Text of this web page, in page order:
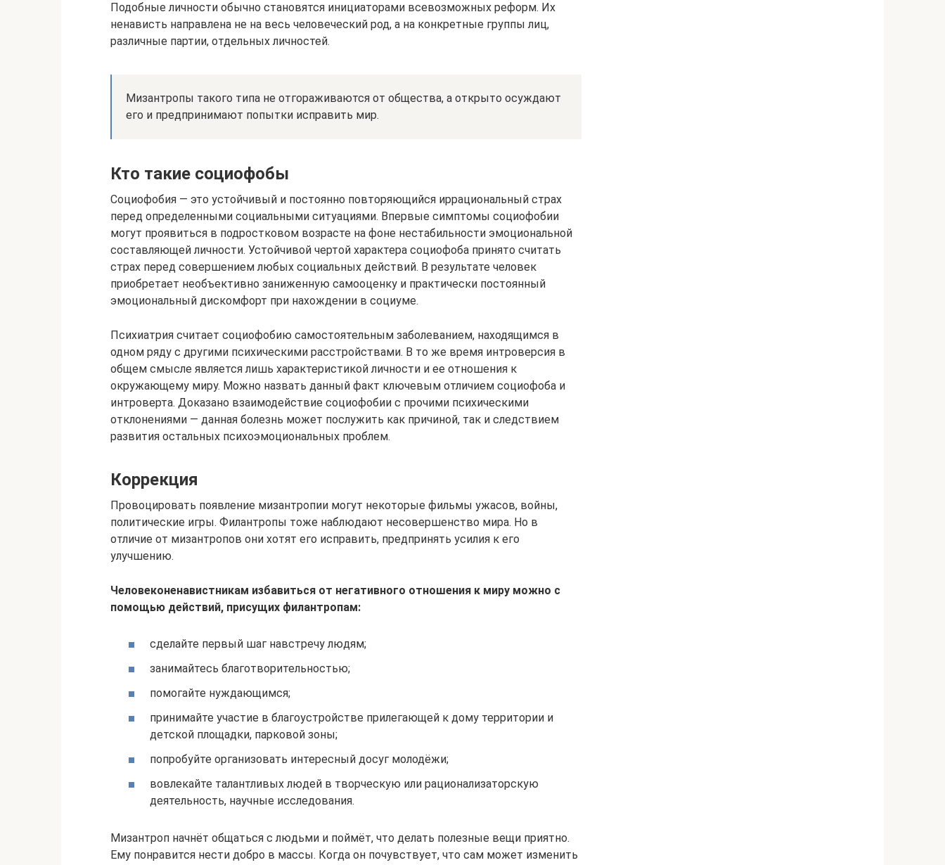
Подобные личности обычно становятся инициаторами всевозможных реформ. Их
ненависть направлена не на весь человеческий род, а на конкретные группы лиц,
различные партии, отдельных личностей.
Мизантропы такого типа не отгораживаются от общества, а открыто осуждают
его и предпринимают попытки исправить мир.
Кто такие социофобы
Социофобия — это устойчивый и постоянно повторяющийся иррациональный страх
перед определенными социальными ситуациями. Впервые симптомы социофобии
могут проявиться в подростковом возрасте на фоне нестабильности эмоциональной
составляющей личности. Устойчивой чертой характера социофоба принято считать
страх перед совершением любых социальных действий. В результате человек
приобретает необъективно заниженную самооценку и практически постоянный
эмоциональный дискомфорт при нахождении в социуме.
Психиатрия считает социофобию самостоятельным заболеванием, находящимся в
одном ряду с другими психическими расстройствами. В то же время интроверсия в
общем смысле является лишь характеристикой личности и ее отношения к
окружающему миру. Можно назвать данный факт ключевым отличием социофоба и
интроверта. Доказано взаимодействие социофобии с прочими психическими
отклонениями — данная болезнь может послужить как причиной, так и следствием
развития остальных психоэмоциональных проблем.
Коррекция
Провоцировать появление мизантропии могут некоторые фильмы ужасов, войны,
политические игры. Филантропы тоже наблюдают несовершенство мира. Но в
отличие от мизантропов они хотят его исправить, предпринять усилия к его
улучшению.
Человеконенавистникам избавиться от негативного отношения к миру можно с
помощью действий, присущих филантропам:
сделайте первый шаг навстречу людям;
занимайтесь благотворительностью;
помогайте нуждающимся;
принимайте участие в благоустройстве прилегающей к дому территории и
детской площадки, парковой зоны;
попробуйте организовать интересный досуг молодёжи;
вовлекайте талантливых людей в творческую или рационализаторскую
деятельность, научные исследования.
Мизантроп начнёт общаться с людьми и поймёт, что делать полезные вещи приятно.
Ему понравится нести добро в массы. Когда он почувствует, что сам может изменить